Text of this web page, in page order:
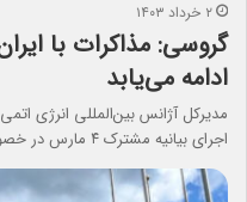
۲ خرداد ۱۴۰۳
گروسی: مذاکرات با
ادامه می‌یابد
مدیرکل آژانس بین‌المللی انرژی
اجرای بیانیه مشترک ۴ مارس در خصوص حل‌وفصل…